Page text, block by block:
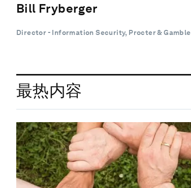
Bill Fryberger
Director - Information Security, Procter & Gamble
最热内容